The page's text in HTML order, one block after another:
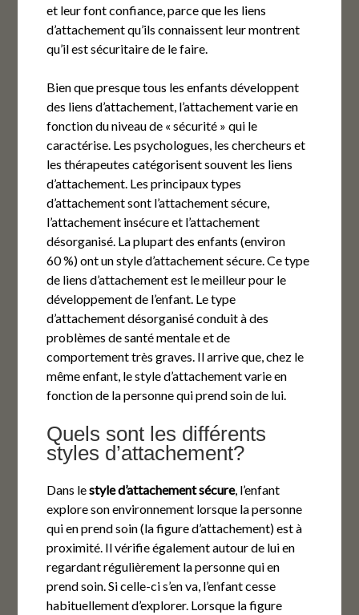
et leur font confiance, parce que les liens
d’attachement qu’ils connaissent leur montrent
qu’il est sécuritaire de le faire.
Bien que presque tous les enfants développent
des liens d’attachement, l’attachement varie en
fonction du niveau de « sécurité » qui le
caractérise. Les psychologues, les chercheurs et
les thérapeutes catégorisent souvent les liens
d’attachement. Les principaux types
d’attachement sont l’attachement sécure,
l’attachement insécure et l’attachement
désorganisé. La plupart des enfants (environ
60 %) ont un style d’attachement sécure. Ce type
de liens d’attachement est le meilleur pour le
développement de l’enfant. Le type
d’attachement désorganisé conduit à des
problèmes de santé mentale et de
comportement très graves. Il arrive que, chez le
même enfant, le style d’attachement varie en
fonction de la personne qui prend soin de lui.
Quels sont les différents
styles d’attachement?
Dans lestyle d’attachement sécure, l’enfant
explore son environnement lorsque la personne
qui en prend soin (la figure d’attachement) est à
proximité. Il vérifie également autour de lui en
regardant régulièrement la personne qui en
prend soin. Si celle-ci s’en va, l’enfant cesse
habituellement d’explorer. Lorsque la figure